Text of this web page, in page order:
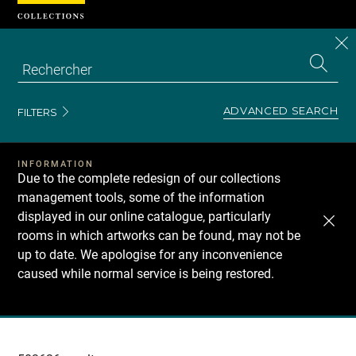
FILTERS ADVANCED SEARCH
INFORMATION
Due to the complete redesign of our collections
management tools, some of the information
displayed in our online catalogue, particularly
rooms in which artworks can be found, may not be
up to date. We apologise for any inconvenience
caused while normal service is being restored.
Recherche
Cookies management panel